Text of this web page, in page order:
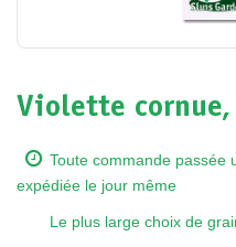
Violette
Toute commande passée
expédiée le jour même
Le plus large choix de